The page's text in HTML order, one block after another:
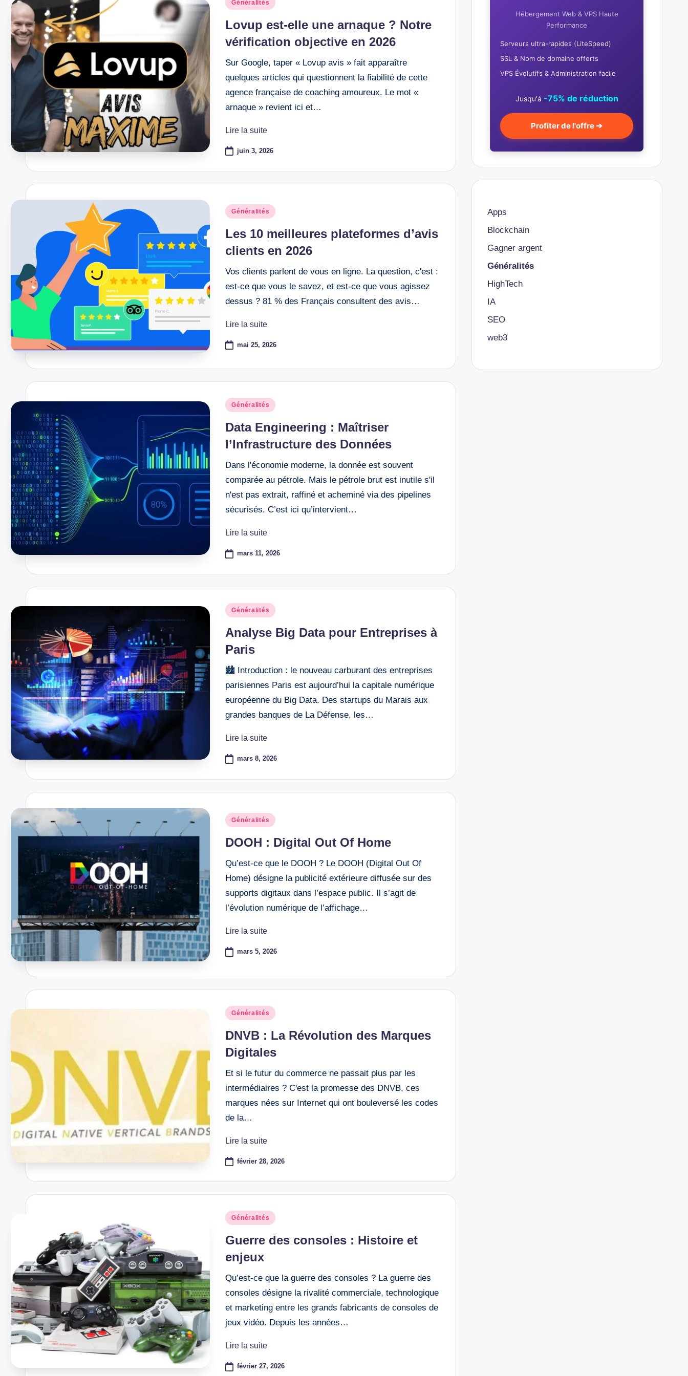
Généralités
Lovup est-elle une arnaque ? Notre
vérification objective en 2026
Sur Google, taper « Lovup avis » fait apparaître
quelques articles qui questionnent la fiabilité de cette
agence française de coaching amoureux. Le mot «
arnaque » revient ici et…
Lire la suite
juin 3, 2026
Posted
Généralités
Les 10 meilleures plateformes d’avis
clients en 2026
Vos clients parlent de vous en ligne. La question, c'est :
est-ce que vous le savez, et est-ce que vous agissez
dessus ? 81 % des Français consultent des avis…
Lire la suite
mai 25, 2026
Posted
Généralités
Data Engineering : Maîtriser
l’Infrastructure des Données
Dans l'économie moderne, la donnée est souvent
comparée au pétrole. Mais le pétrole brut est inutile s'il
n'est pas extrait, raffiné et acheminé via des pipelines
sécurisés. C’est ici qu’intervient…
Lire la suite
mars 11, 2026
Posted
Généralités
Analyse Big Data pour Entreprises à
Paris
🏙️ Introduction : le nouveau carburant des entreprises
parisiennes Paris est aujourd’hui la capitale numérique
européenne du Big Data. Des startups du Marais aux
grandes banques de La Défense, les…
Lire la suite
mars 8, 2026
Posted
Généralités
DOOH : Digital Out Of Home
Qu’est-ce que le DOOH ? Le DOOH (Digital Out Of
Home) désigne la publicité extérieure diffusée sur des
supports digitaux dans l’espace public. Il s’agit de
l’évolution numérique de l’affichage…
Lire la suite
mars 5, 2026
Posted
Généralités
DNVB : La Révolution des Marques
Digitales
Et si le futur du commerce ne passait plus par les
intermédiaires ? C'est la promesse des DNVB, ces
marques nées sur Internet qui ont bouleversé les codes
de la…
Lire la suite
février 28, 2026
Posted
Généralités
Guerre des consoles : Histoire et
enjeux
Qu’est-ce que la guerre des consoles ? La guerre des
consoles désigne la rivalité commerciale, technologique
et marketing entre les grands fabricants de consoles de
jeux vidéo. Depuis les années…
Lire la suite
février 27, 2026
Hébergement Web & VPS Haute
Performance
Serveurs ultra-rapides (LiteSpeed)
SSL & Nom de domaine offerts
VPS Évolutifs & Administration facile
Jusqu'à -75% de réduction
Profiter de l'offre ➔
Apps
Blockchain
Gagner argent
Généralités
HighTech
IA
SEO
web3